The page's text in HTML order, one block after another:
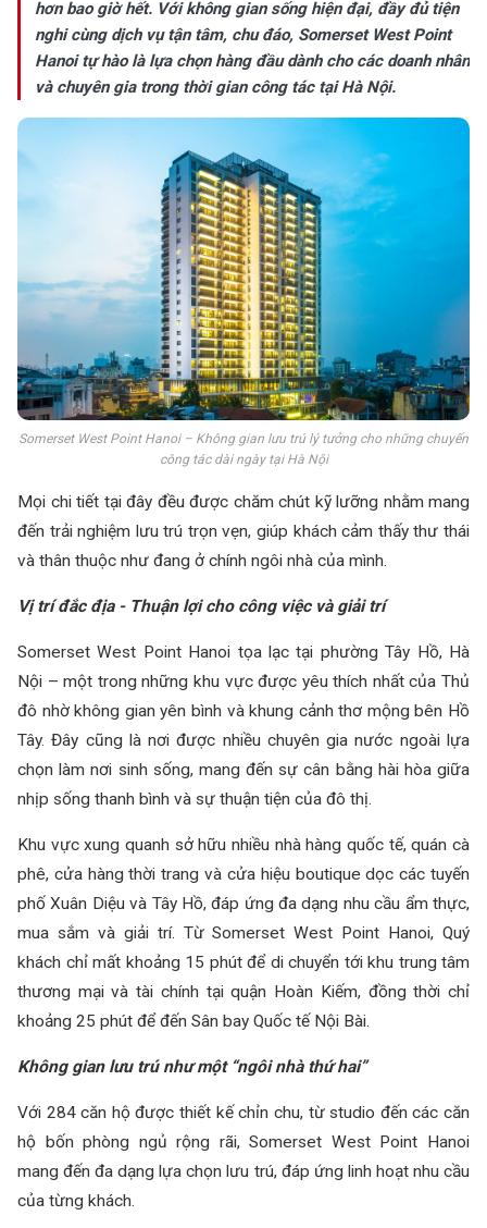
hơn bao giờ hết. Với không gian sống hiện đại, đầy đủ tiện
nghi cùng dịch vụ tận tâm, chu đáo, Somerset West Point
Hanoi tự hào là lựa chọn hàng đầu dành cho các doanh nhân
và chuyên gia trong thời gian công tác tại Hà Nội.
Somerset West Point Hanoi – Không gian lưu trú lý tưởng cho những chuyến
công tác dài ngày tại Hà Nội
Mọi chi tiết tại đây đều được chăm chút kỹ lưỡng nhằm mang
đến trải nghiệm lưu trú trọn vẹn, giúp khách cảm thấy thư thái
và thân thuộc như đang ở chính ngôi nhà của mình.
Vị trí đắc địa - Thuận lợi cho công việc và giải trí
Somerset West Point Hanoi tọa lạc tại phường Tây Hồ, Hà
Nội – một trong những khu vực được yêu thích nhất của Thủ
đô nhờ không gian yên bình và khung cảnh thơ mộng bên Hồ
Tây. Đây cũng là nơi được nhiều chuyên gia nước ngoài lựa
chọn làm nơi sinh sống, mang đến sự cân bằng hài hòa giữa
nhịp sống thanh bình và sự thuận tiện của đô thị.
Khu vực xung quanh sở hữu nhiều nhà hàng quốc tế, quán cà
phê, cửa hàng thời trang và cửa hiệu boutique dọc các tuyến
phố Xuân Diệu và Tây Hồ, đáp ứng đa dạng nhu cầu ẩm thực,
mua sắm và giải trí. Từ Somerset West Point Hanoi, Quý
khách chỉ mất khoảng 15 phút để di chuyển tới khu trung tâm
thương mại và tài chính tại quận Hoàn Kiếm, đồng thời chỉ
khoảng 25 phút để đến Sân bay Quốc tế Nội Bài.
Không gian lưu trú như một “ngôi nhà thứ hai”
Với 284 căn hộ được thiết kế chỉn chu, từ studio đến các căn
hộ bốn phòng ngủ rộng rãi, Somerset West Point Hanoi
mang đến đa dạng lựa chọn lưu trú, đáp ứng linh hoạt nhu cầu
của từng khách.